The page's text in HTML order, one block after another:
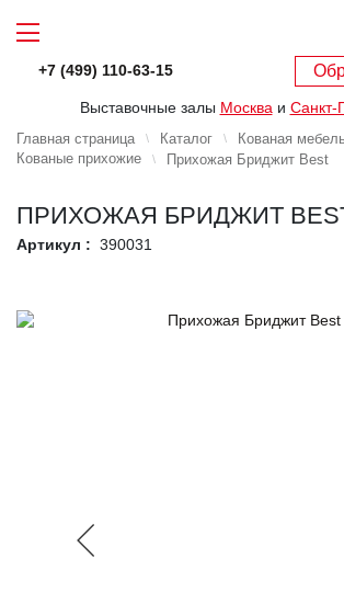
+7 (499) 110-63-15
Выставочные залы Москва и Санкт-
Главная страница Каталог
Кованая
Кованые прихожие
Прихожая Бриджит Best
ПРИХОЖАЯ БРИДЖИТ
Артикул : 390031